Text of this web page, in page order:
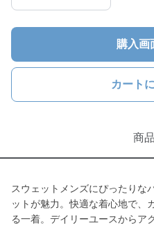
購入画
カート
商
スウェットメンズにぴったりな
ットが魅力。快適な着心地で、
る一着。デイリーユースからア